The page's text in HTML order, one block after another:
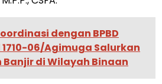
dengan BPBD
06/Agimuga Salurkan
di Wilayah Binaan